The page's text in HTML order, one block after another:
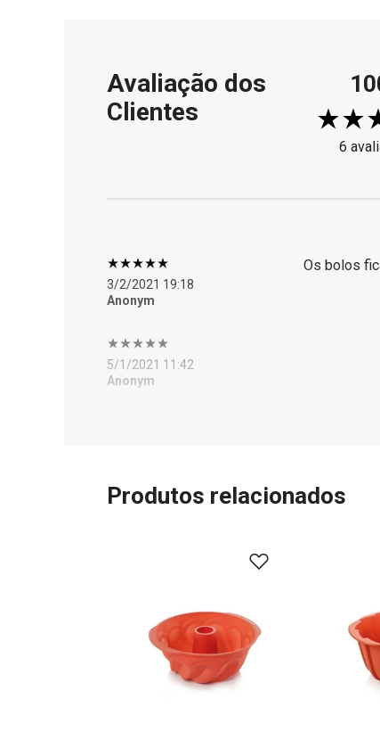
Avaliação dos
Clientes
6
3/2/2021 19:18
Anonym
Os bolos
5/1/2021 11:42
Anonym
Produtos relacionados